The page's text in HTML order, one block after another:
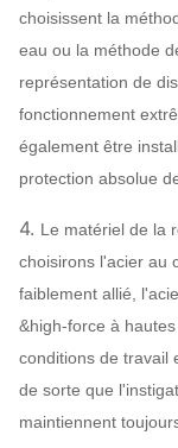
Fan de centrale
Système
configuration
choisissent la
eau ou la méthode
représentation de
fonctionnement
également être
protection absolue
4. Le matériel de la
choisirons l'acier au
faiblement allié,
&high-force à
conditions de travail
de sorte que
maintiennent